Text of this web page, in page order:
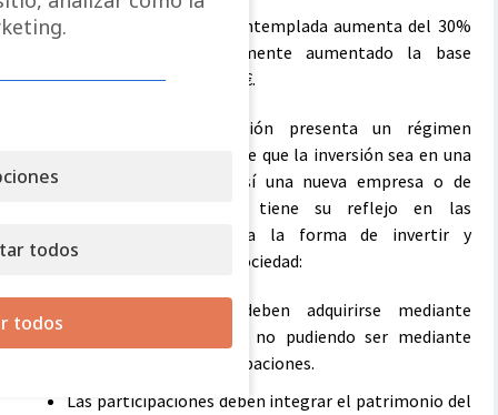
La deducción hasta ahora contemplada aumenta del 30%
al 50%, habiéndose igualmente aumentado la base
máxima de 60.000 € a 100.000 €.
Sin embargo, esta deducción presenta un régimen
especial, ya que no se requiere que la inversión sea en una
empresa emergente, pero sí una nueva empresa o de
reciente creación, y esto tiene su reflejo en las
especialidades que presenta la forma de invertir y
mantener la inversión en la sociedad:
Las participaciones deben adquirirse mediante
ampliación de capital, no pudiendo ser mediante
compraventa de participaciones.
Las participaciones deben integrar el patrimonio del
todos
todos